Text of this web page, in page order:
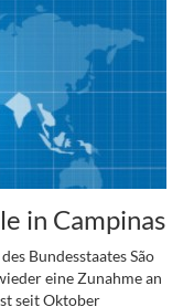
in Campinas
Bundesstaates São
eine Zunahme an
seit Oktober